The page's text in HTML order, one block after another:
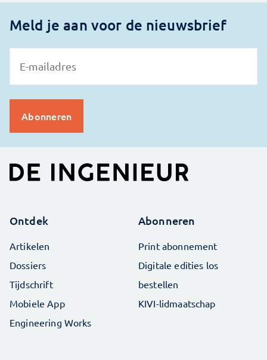
Meld je aan voor de nieuwsbrief
Ontdek
Artikelen
Dossiers
Tijdschrift
Mobiele App
Engineering Works
Abonneren
Print abonnement
Digitale edities los
bestellen
KIVI-lidmaatschap